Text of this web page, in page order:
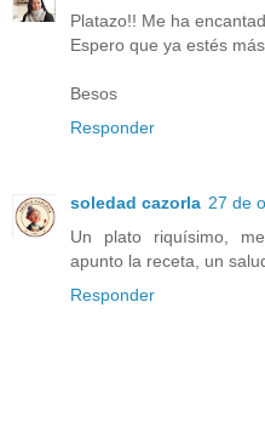
Platazo!! Me ha
Espero que ya estés
Besos
Responder
soledad cazorla 27 de
Un plato riquísimo,
apunto la receta, un
Responder